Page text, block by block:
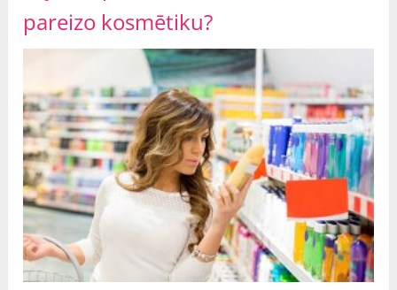
pareizo kosmētiku?